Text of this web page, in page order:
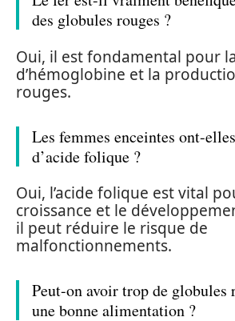
des globules rouges ?
Oui, il est fondamental pour
d’hémoglobine et la
rouges.
Les femmes enceintes ont-
d’acide folique ?
Oui, l’acide folique est vital
croissance et le
il peut réduire le risque de
malfonctionnements.
Peut-on avoir trop de globules
une bonne alimentation ?